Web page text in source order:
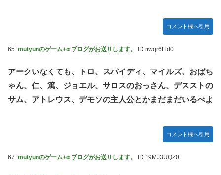
コメント欄へ引用
65: mutyunのゲーム+α ブログがお送りします。 ID:nwqr6Fld0
アークいなくても、トロ、スパイディ、マイルズ、おばち
ゃん、仁、篤、ジョエル、サロスのおっさん、デスストの
サム、アトレウス、デモソの主人公とかまだまだいるべよ
コメント欄へ引用
67: mutyunのゲーム+α ブログがお送りします。 ID:19MJ3UQZ0